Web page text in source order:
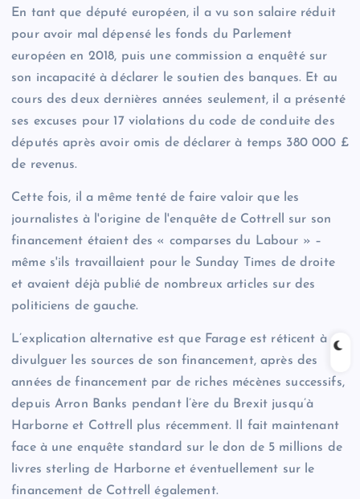
En tant que député européen, il a vu son salaire réduit
pour avoir mal dépensé les fonds du Parlement
européen en 2018, puis une commission a enquêté sur
son incapacité à déclarer le soutien des banques. Et au
cours des deux dernières années seulement, il a présenté
ses excuses pour 17 violations du code de conduite des
députés après avoir omis de déclarer à temps 380 000 £
de revenus.
Cette fois, il a même tenté de faire valoir que les
journalistes à l'origine de l'enquête de Cottrell sur son
financement étaient des « comparses du Labour » –
même s'ils travaillaient pour le Sunday Times de droite
et avaient déjà publié de nombreux articles sur des
politiciens de gauche.
L’explication alternative est que Farage est réticent à
divulguer les sources de son financement, après des
années de financement par de riches mécènes successifs,
depuis Arron Banks pendant l’ère du Brexit jusqu’à
Harborne et Cottrell plus récemment. Il fait maintenant
face à une enquête standard sur le don de 5 millions de
livres sterling de Harborne et éventuellement sur le
financement de Cottrell également.